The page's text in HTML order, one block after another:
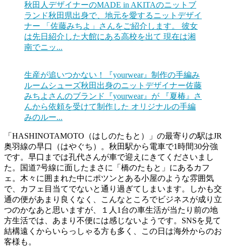
秋田人デザイナーのMADE in AKITAのニットブ
ランド秋田県出身で、地元を愛するニットデザイ
ナー 「佐藤みちよ」さんをご紹介します。 彼女
は先日紹介した大館にある高校を出て 現在は湘
南でニッ...
生産が追いつかない！『yourwear』制作の手編み
ルームシューズ秋田出身のニットデザイナー佐藤
みちよさんのブランド『yourwear』が 『夏椿』さ
んから依頼を受けて制作した オリジナルの手編
みのルー...
「HASHINOTAMOTO（はしのたもと）」の最寄りの駅はJR
奥羽線の早口（はやぐち）。秋田駅から電車で1時間30分強
です。早口までは孔代さんが車で迎えにきてくださいまし
た。国道7号線に面したまさに「橋のたもと」にあるカフ
ェ。木々に囲まれた中にポツンとある小屋のような雰囲気
で、カフェ目当てでないと通り過ぎてしまいます。しかも交
通の便があまり良くなく、こんなところでビジネスが成り立
つのかなあと思いますが、１人1台の車生活が当たり前の地
方生活では、あまり不便には感じないようです。SNSを見て
結構遠くからいらっしゃる方も多く、この日は海外からのお
客様も。